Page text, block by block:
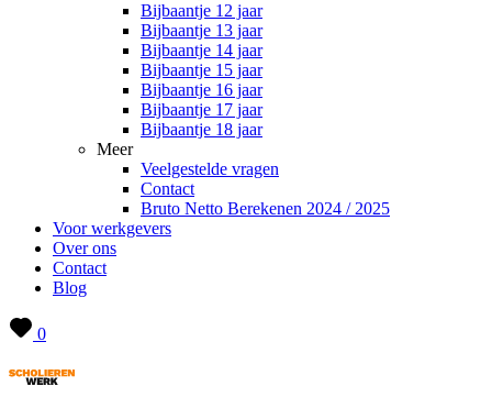
Bijbaantje 12 jaar
Bijbaantje 13 jaar
Bijbaantje 14 jaar
Bijbaantje 15 jaar
Bijbaantje 16 jaar
Bijbaantje 17 jaar
Bijbaantje 18 jaar
Meer
Veelgestelde vragen
Contact
Bruto Netto Berekenen 2024 / 2025
Voor werkgevers
Over ons
Contact
Blog
0